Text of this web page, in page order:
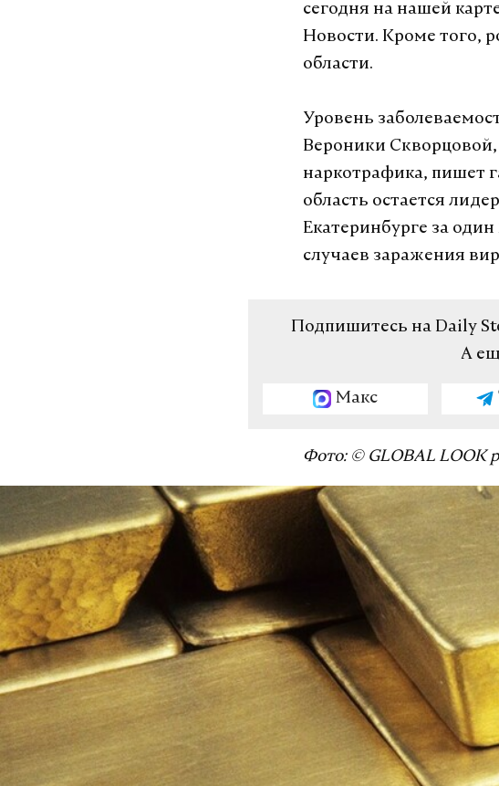
сегодня на нашей
Новости. Кроме того,
области.
Уровень
Вероники
наркотрафика, пишет
область остается
Екатеринбурге за
случаев заражения
Подпишитесь на Daily
А
Макс
Фото: © GLOBAL LOOK